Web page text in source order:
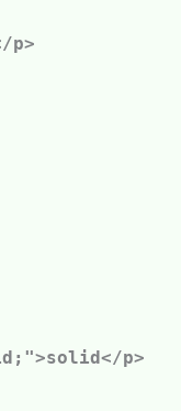
p>
">solid</p>